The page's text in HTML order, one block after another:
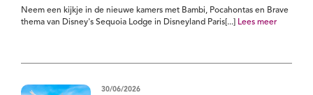
Neem een kijkje in de nieuwe kamers met Bambi, Pocahontas en Brave
thema van Disney's Sequoia Lodge in Disneyland Paris[...]
Lees meer
30/06/2026